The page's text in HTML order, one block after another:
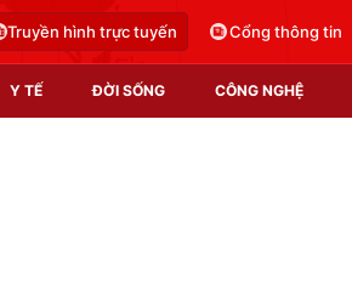
Truyền hình trực tuyến Cổng thông tin
Y TẾ ĐỜI SỐNG CÔNG NGHỆ